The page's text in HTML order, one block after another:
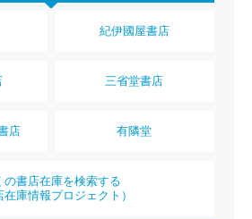
紀伊國屋書店
三省堂書店
店 有隣堂
の書店在庫を検索する
在庫情報プロジェクト）